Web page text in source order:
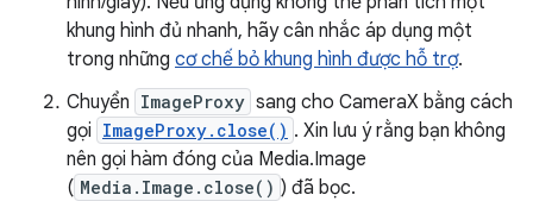
khung hình đủ nhanh, hãy cân nhắc áp dụng một
trong những cơ chế bỏ khung hình được hỗ trợ.
Chuyển ImageProxy sang cho CameraX bằng cách
gọi ImageProxy.close() . Xin lưu ý rằng bạn không
nên gọi hàm đóng của Media.Image
( Media.Image.close() ) đã bọc.